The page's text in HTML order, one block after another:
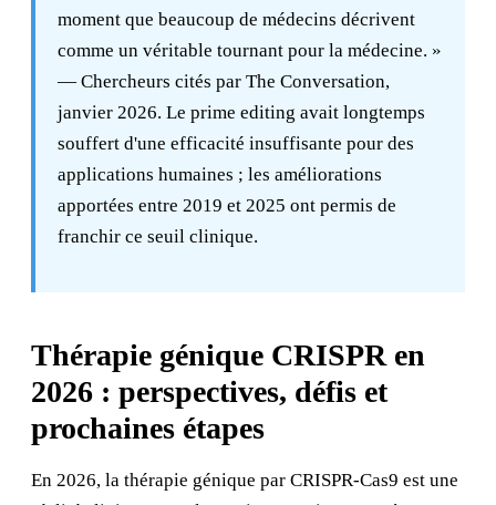
moment que beaucoup de médecins décrivent
comme un véritable tournant pour la médecine. »
— Chercheurs cités par The Conversation,
janvier 2026. Le prime editing avait longtemps
souffert d'une efficacité insuffisante pour des
applications humaines ; les améliorations
apportées entre 2019 et 2025 ont permis de
franchir ce seuil clinique.
Thérapie génique CRISPR en
2026 : perspectives, défis et
prochaines étapes
En 2026, la thérapie génique par CRISPR-Cas9 est une